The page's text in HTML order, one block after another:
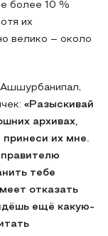
более 10 %
их
велико – около
Ашшурбанипал,
«Разыскивай
архивах,
принеси их мне.
тебе
отказать
ещё какую-